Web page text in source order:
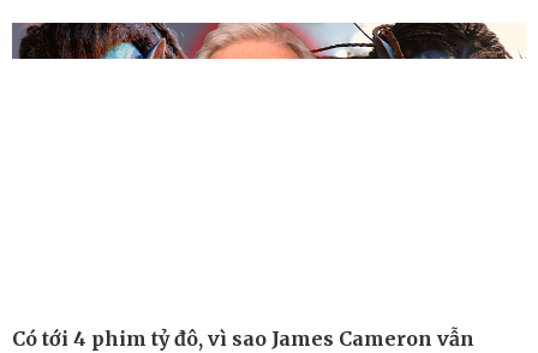
Làm đẹp - giảm cân
Phòng mạch online
Có tới 4 phim tỷ đô, vì sao James Cameron vẫn